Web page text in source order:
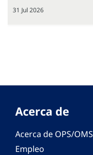
31 Jul 2026
Acerca de
Acerca de OPS/OMS
Empleo